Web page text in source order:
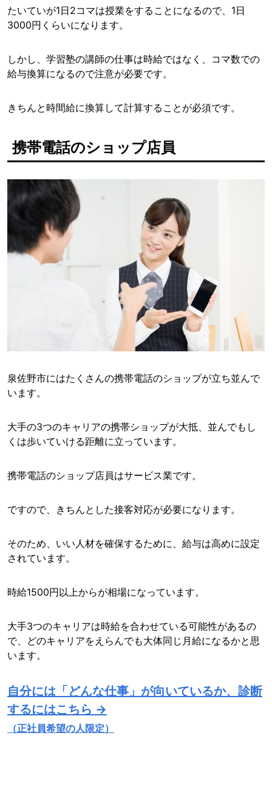
たいていが1日2コマは授業をすることになるので、1日
3000円くらいになります。
しかし、学習塾の講師の仕事は時給ではなく、コマ数での
給与換算になるので注意が必要です。
きちんと時間給に換算して計算することが必須です。
携帯電話のショップ店員
泉佐野市にはたくさんの携帯電話のショップが立ち並んで
います。
大手の3つのキャリアの携帯ショップが大抵、並んでもし
くは歩いていける距離に立っています。
携帯電話のショップ店員はサービス業です。
ですので、きちんとした接客対応が必要になります。
そのため、いい人材を確保するために、給与は高めに設定
されています。
時給1500円以上からが相場になっています。
大手3つのキャリアは時給を合わせている可能性があるの
で、どのキャリアをえらんでも大体同じ月給になるかと思
います。
自分には「どんな仕事」が向いているか、診断
するにはこちら →
（正社員希望の人限定）